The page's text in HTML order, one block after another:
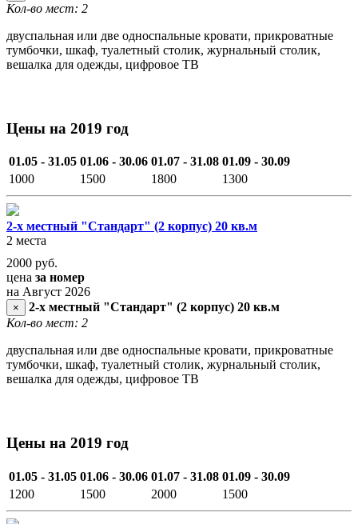
Кол-во мест: 2
двуспальная или две односпальные кровати, прикроватные
тумбочки, шкаф, туалетный столик, журнальный столик,
вешалка для одежды, цифровое ТВ
Цены на 2019 год
01.05 - 31.05 01.06 - 30.06 01.07 - 31.08 01.09 - 30.09
1000
1500 1800 1300
2-х местный "Стандарт" (2 корпус) 20 кв.м
2 места
2000 руб.
цена за номер
на Август 2026
×
2-х местный "Стандарт" (2 корпус) 20 кв.м
Кол-во мест: 2
двуспальная или две односпальные кровати, прикроватные
тумбочки, шкаф, туалетный столик, журнальный столик,
вешалка для одежды, цифровое ТВ
Цены на 2019 год
01.05 - 31.05 01.06 - 30.06 01.07 - 31.08 01.09 - 30.09
1200
1500 2000 1500